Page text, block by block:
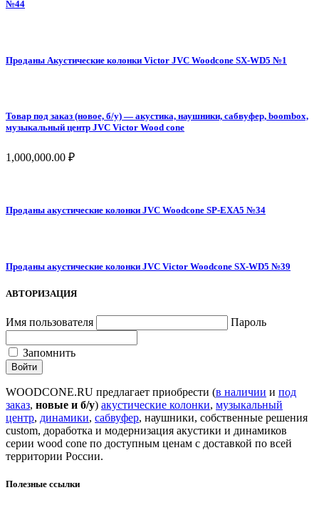
№44
Проданы Акустические колонки Victor JVC Woodcone SX-WD5 №1
Товар под заказ (новое, б/у) — акустика, наушники, сабвуфер, boombox,
музыкальный центр JVC Victor Wood cone
1,000,000.00 ₽
Проданы акустические колонки JVC Woodcone SP-EXA5 №34
Проданы акустические колонки JVC Victor Woodcone SX-WD5 №39
АВТОРИЗАЦИЯ
Имя пользователя Пароль
Запомнить
WOODCONE.RU предлагает приобрести (в наличии и под
заказ, новые и б/у) акустические колонки, музыкальный
центр, динамики, сабвуфер, наушники, собственные решения
custom, доработка и модернизация акустики и динамиков
серии wood cone по доступным ценам с доставкой по всей
территории России.
Полезные ссылки